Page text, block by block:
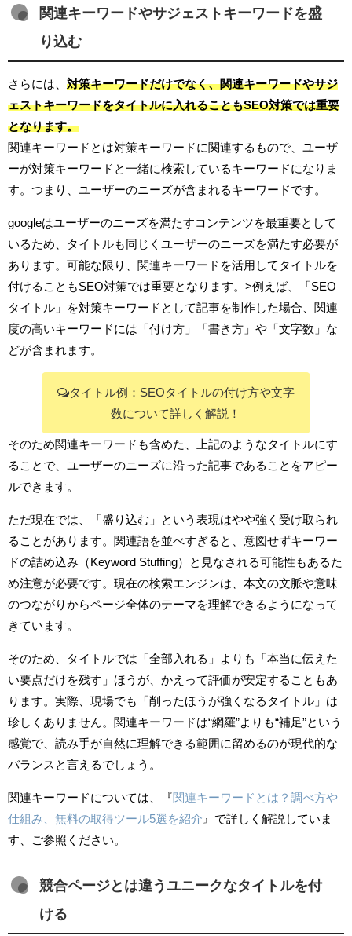
関連キーワードやサジェストキーワードを盛
り込む
さらには、 対策キーワードだけでなく、関連キーワードやサジ
ェストキーワードをタイトルに入れることもSEO対策では重要
となります。
関連キーワードとは対策キーワードに関連するもので、ユーザ
ーが対策キーワードと一緒に検索しているキーワードになりま
す。つまり、ユーザーのニーズが含まれるキーワードです。
googleはユーザーのニーズを満たすコンテンツを最重要として
いるため、タイトルも同じくユーザーのニーズを満たす必要が
あります。可能な限り、関連キーワードを活用してタイトルを
付けることもSEO対策では重要となります。>例えば、「SEO
タイトル」を対策キーワードとして記事を制作した場合、関連
度の高いキーワードには「付け方」「書き方」や「文字数」な
どが含まれます。
タイトル例：SEOタイトルの付け方や文字
数について詳しく解説！
そのため関連キーワードも含めた、上記のようなタイトルにす
ることで、ユーザーのニーズに沿った記事であることをアピー
ルできます。
ただ現在では、「盛り込む」という表現はやや強く受け取られ
ることがあります。関連語を並べすぎると、意図せずキーワー
ドの詰め込み（Keyword Stuffing）と見なされる可能性もあるた
め注意が必要です。現在の検索エンジンは、本文の文脈や意味
のつながりからページ全体のテーマを理解できるようになって
きています。
そのため、タイトルでは「全部入れる」よりも「本当に伝えた
い要点だけを残す」ほうが、かえって評価が安定することもあ
ります。実際、現場でも「削ったほうが強くなるタイトル」は
珍しくありません。関連キーワードは“網羅”よりも“補足”という
感覚で、読み手が自然に理解できる範囲に留めるのが現代的な
バランスと言えるでしょう。
関連キーワードについては、『関連キーワードとは？調べ方や
仕組み、無料の取得ツール5選を紹介 』で詳しく解説していま
す、ご参照ください。
競合ページとは違うユニークなタイトルを付
ける